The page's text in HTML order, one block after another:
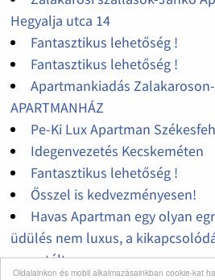
Oldalainkon és mobil alkalmazásainkban cookie-kat
Hegyalja utca 14
Fantasztikus lehetőség !
Fantasztikus lehetőség !
Apartmankiadás
APARTMANHÁZ
Pe-Ki Lux Apartman
Idegenvezetés Kecskeméten
Fantasztikus lehetőség !
Ősszel is kedvezményesen!
Havas Apartman egy olyan
üdülés nem luxus, a
garantált.